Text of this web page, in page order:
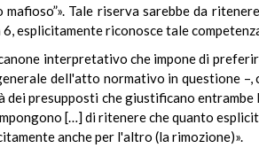
Tale riserva sarebbe da
esplicitamente riconosce tale
interpretativo che impone di
dell'atto normativo in questione
presupposti che giustificano
[…] di ritenere che quanto
anche per l'altro (la rimozione)».